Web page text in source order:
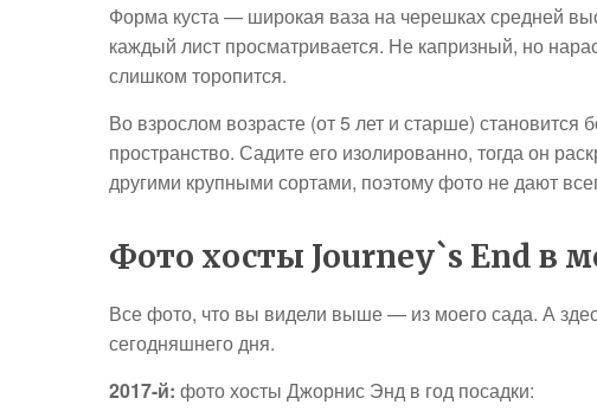
Форма куста — широкая ваза на черешках средней
каждый лист просматривается. Не капризный, но
слишком торопится.
Во взрослом возрасте (от 5 лет и старше)
пространство. Садите его изолированно, тогда он
другими крупными сортами, поэтому фото не дают
Фото хосты Journey`s End в
Все фото, что вы видели выше — из моего сада. А
сегодняшнего дня.
2017-й: фото хосты Джорнис Энд в год посадки: